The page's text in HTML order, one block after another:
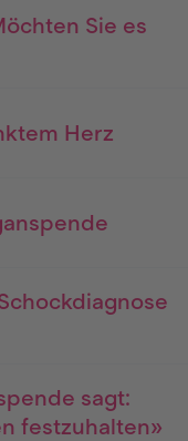
Sie es
Herz
sagt:
festzuhalten»